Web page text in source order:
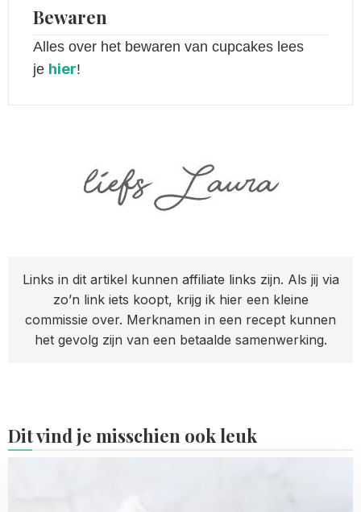
Bewaren
Alles over het bewaren van cupcakes lees
je hier!
Links in dit artikel kunnen affiliate links zijn. Als jij via
zo’n link iets koopt, krijg ik hier een kleine
commissie over. Merknamen in een recept kunnen
het gevolg zijn van een betaalde samenwerking.
Dit vind je misschien ook leuk